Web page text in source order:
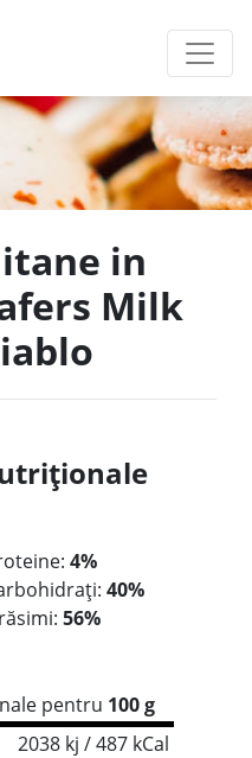
in
Milk
4%
40%
56%
pentru 100 g
2038 kj / 487 kCal